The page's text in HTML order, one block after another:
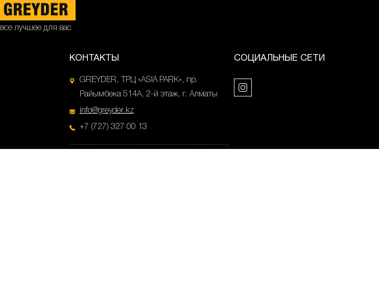
все лучшее для вас
КОНТАКТЫ
GREYDER, ТРЦ «ASIA PARK», пр.
Райымбека 514А, 2-й этаж, г. Алматы
info@greyder.kz
+7 (727) 327 00 13
СОЦИАЛЬНЫЕ СЕТИ